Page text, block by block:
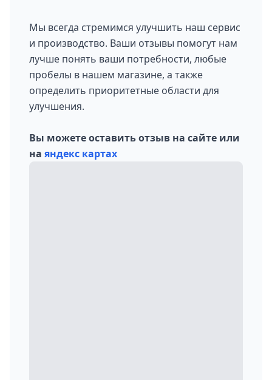
Мы всегда стремимся улучшить наш сервис
и производство. Ваши отзывы помогут нам
лучше понять ваши потребности, любые
пробелы в нашем магазине, а также
определить приоритетные области для
улучшения.
Вы можете оставить отзыв на сайте или
на яндекс картах